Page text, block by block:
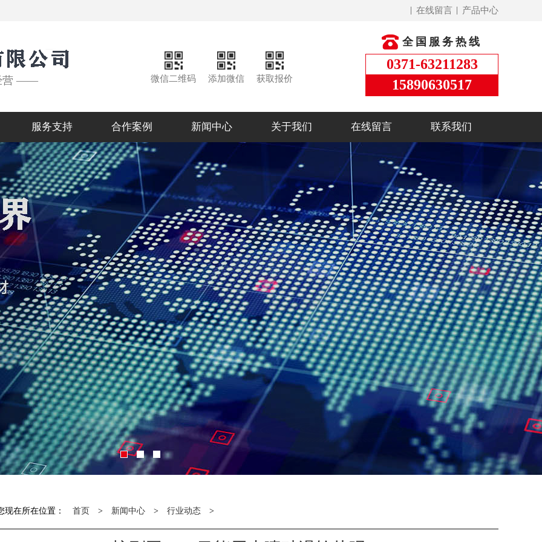
产品中心
在线留言
营 —— 微信二维码 添加微信 获取报价
全国服务热线
0371-63211283
15890630517
服务支持 合作案例 新闻中心 关于我们 在线留言 联系我们
现在所在位置： 首页 > 新闻中心 > 行业动态 >